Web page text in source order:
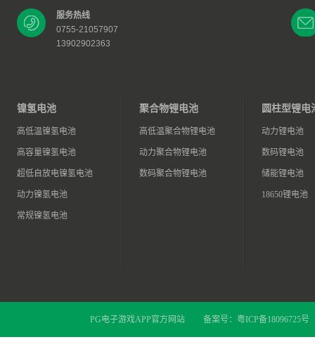
服务热线
0755-21057907
13902902363
镍氢电池
高低温镍氢电池
高容量镍氢电池
超低自放电镍氢电池
动力镍氢电池
常规镍氢电池
聚合物锂电池
高低温聚合物锂电池
动力聚合物锂电池
数码聚合物锂电池
圆柱型锂电
动力锂电池
数码锂电池
储能锂电池
18650锂电池
PG电子游戏APP官方网站 备案号： 粤ICP备18096725号